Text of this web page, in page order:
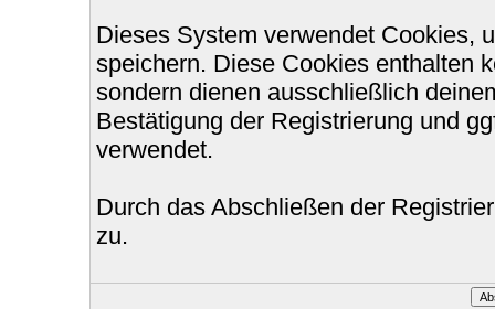
Dieses System verwendet Cookies,
speichern. Diese Cookies enthalten
sondern dienen ausschließlich
Bestätigung der Registrierung und
verwendet.
Durch das Abschließen der
zu.